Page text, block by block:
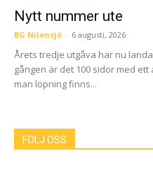
Nytt nummer ute
BG Nilensjö - 6 augusti, 2026
Årets tredje utgåva har nu
gången är det 100 sidor med
man löpning finns...
FÖLJ OSS